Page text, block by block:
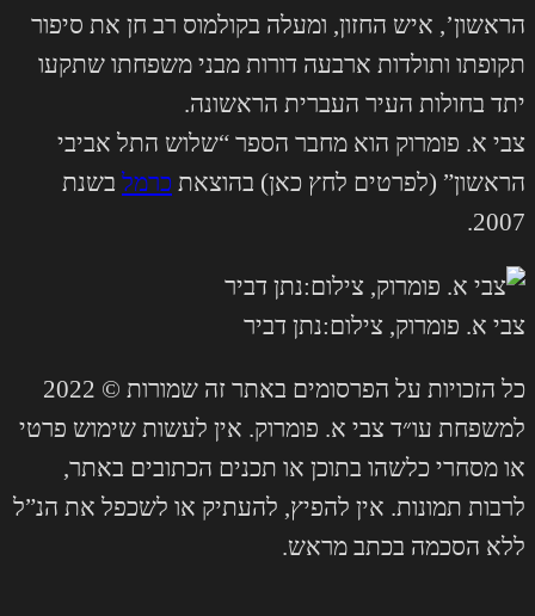
הראשון’, איש החזון, ומעלה בקולמוס רב חן את סיפור
תקופתו ותולדות ארבעה דורות מבני משפחתו שתקעו
יתד בחולות העיר העברית הראשונה.
צבי א. פומרוק הוא מחבר הספר “שלוש התל אביבי
הראשון” (לפרטים לחץ כאן) בהוצאת כרמל בשנת
2007.
צבי א. פומרוק, צילום:נתן דביר
כל הזכויות על הפרסומים באתר זה שמורות © 2022
למשפחת עו״ד צבי א. פומרוק. אין לעשות שימוש פרטי
או מסחרי כלשהו בתוכן או תכנים הכתובים באתר,
לרבות תמונות. אין להפיץ, להעתיק או לשכפל את הנ”ל
ללא הסכמה בכתב מראש.